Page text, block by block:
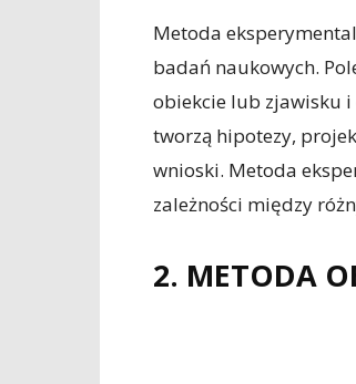
Metoda
badań naukowych.
obiekcie lub zjawisku
tworzą hipotezy,
wnioski. Metoda
zależności między
2. METODA